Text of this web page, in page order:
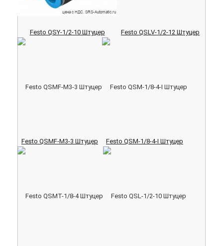
Festo QSY-1/2-10 Штуцер Festo QSLV-1/2-12 Штуцер
Festo QSMF-M3-3 Штуцер Festo QSM-1/8-4-I Штуцер